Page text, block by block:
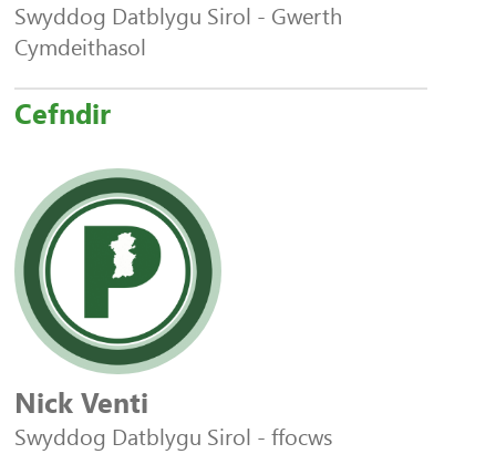
Swyddog Datblygu Sirol - Gwerth
Cymdeithasol
Cefndir
Nick Venti
Swyddog Datblygu Sirol - ffocws